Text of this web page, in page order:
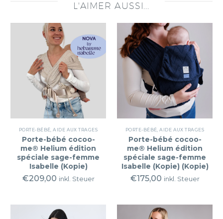
L'AIMER AUSSI...
PORTE-BÉBÉ ,AIDE AUX TRAGES
Porte-bébé cocoo-
me® Helium édition
spéciale sage-femme
Isabelle (Kopie)
€209,00 inkl. Steuer
PORTE-BÉBÉ ,AIDE AUX TRAGES
Porte-bébé cocoo-
me® Helium édition
spéciale sage-femme
Isabelle (Kopie) (Kopie)
€175,00 inkl. Steuer